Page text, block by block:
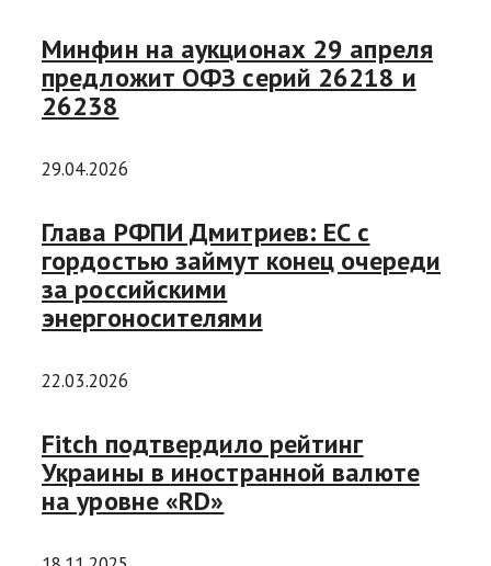
Минфин на аукционах 29 апреля
предложит ОФЗ серий 26218 и
26238
29.04.2026
Глава РФПИ Дмитриев: ЕС с
гордостью займут конец очереди
за российскими
энергоносителями
22.03.2026
Fitch подтвердило рейтинг
Украины в иностранной валюте
на уровне «RD»